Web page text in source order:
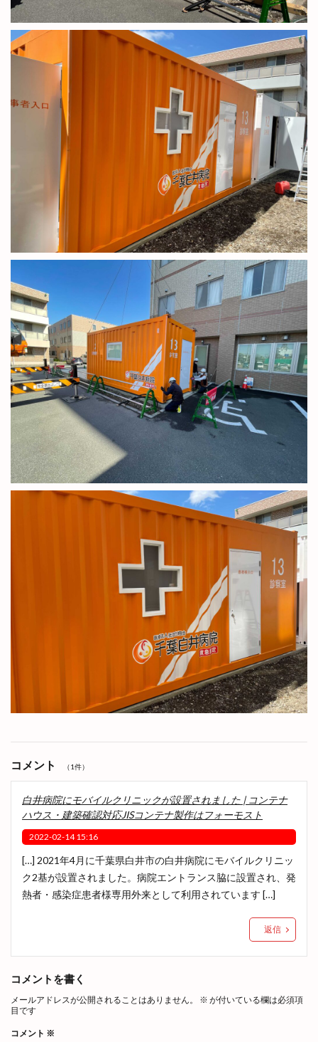
コメント （1件）
白井病院にモバイルクリニックが設置されました | コンテナ
ハウス・建築確認対応JISコンテナ製作はフォーモスト
2022-02-14 15:16
[…] 2021年4月に千葉県白井市の白井病院にモバイルクリニッ
ク2基が設置されました。病院エントランス脇に設置され、発
熱者・感染症患者様専用外来として利用されています […]
返信
コメントを書く
メールアドレスが公開されることはありません。 ※ が付いている欄は必須項
目です
コメント ※